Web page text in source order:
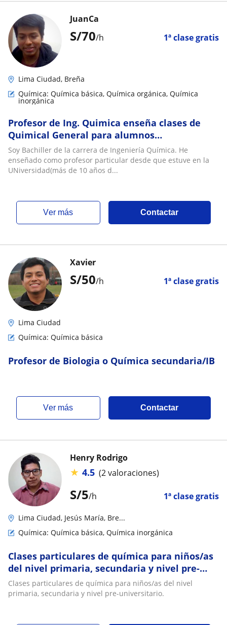
S/70/h 1ª clase gratis
JuanCa
Lima Ciudad, Breña
Química: Química básica, Química orgánica, Química
inorgánica
Profesor de Ing. Quimica enseña clases de
Quimical General para alumnos
Preuniversitarios y Universitarios
Soy Bachiller de la carrera de Ingeniería Química. He
enseñado como profesor particular desde que estuve en la
UNiversidad(más de 10 años d...
ver más Contactar
S/50/h 1ª clase gratis
Xavier
Lima Ciudad
Química: Química básica
Profesor de Biologia o Química secundaria/IB
ver más Contactar
S/5/h 1ª clase gratis
Henry Rodrigo
★ 4.5 (2 valoraciones)
Lima Ciudad, Jesús María, Bre...
Química: Química básica, Química inorgánica
Clases particulares de química para niños/as
del nivel primaria, secundaria y nivel pre-
universitario
Clases particulares de química para niños/as del nivel
primaria, secundaria y nivel pre-universitario.